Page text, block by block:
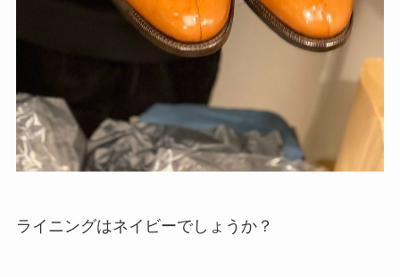
ライニングはネイビーでしょうか？